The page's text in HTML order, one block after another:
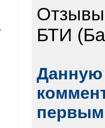
БТИ
Данную